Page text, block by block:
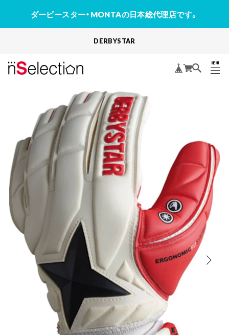
ダービースター・MONTAの日本総代理店です。
DERBYSTAR
MENU
CLOSE